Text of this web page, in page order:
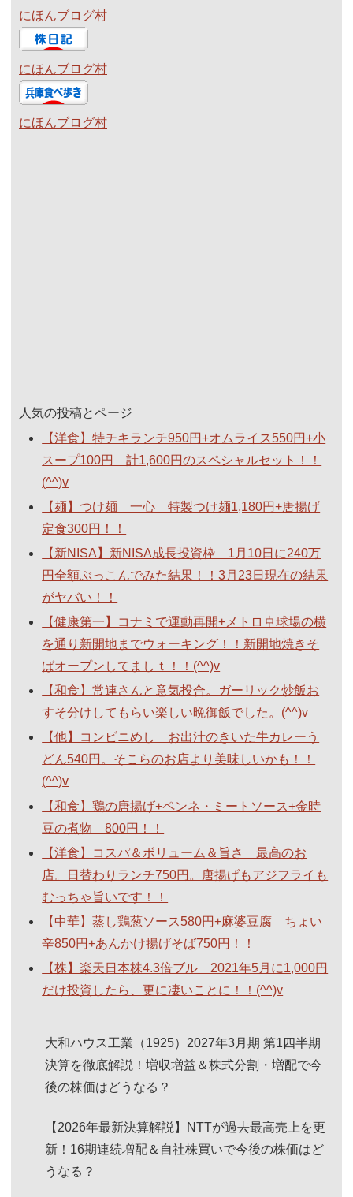
にほんブログ村
にほんブログ村
にほんブログ村
人気の投稿とページ
【洋食】特チキランチ950円+オムライス550円+小
スープ100円 計1,600円のスペシャルセット！！
(^^)v
【麺】つけ麺 一心 特製つけ麺1,180円+唐揚げ
定食300円！！
【新NISA】新NISA成長投資枠 1月10日に240万
円全額ぶっこんでみた結果！！3月23日現在の結果
がヤバい！！
【健康第一】コナミで運動再開+メトロ卓球場の横
を通り新開地までウォーキング！！新開地焼きそ
ばオープンしてましｔ！！(^^)v
【和食】常連さんと意気投合。ガーリック炒飯お
すそ分けしてもらい楽しい晩御飯でした。(^^)v
【他】コンビニめし お出汁のきいた牛カレーう
どん540円。そこらのお店より美味しいかも！！
(^^)v
【和食】鶏の唐揚げ+ペンネ・ミートソース+金時
豆の煮物 800円！！
【洋食】コスパ＆ボリューム＆旨さ 最高のお
店。日替わりランチ750円。唐揚げもアジフライも
むっちゃ旨いです！！
【中華】蒸し鶏葱ソース580円+麻婆豆腐 ちょい
辛850円+あんかけ揚げそば750円！！
【株】楽天日本株4.3倍ブル 2021年5月に1,000円
だけ投資したら、更に凄いことに！！(^^)v
大和ハウス工業（1925）2027年3月期 第1四半期
決算を徹底解説！増収増益＆株式分割・増配で今
後の株価はどうなる？
【2026年最新決算解説】NTTが過去最高売上を更
新！16期連続増配＆自社株買いで今後の株価はど
うなる？